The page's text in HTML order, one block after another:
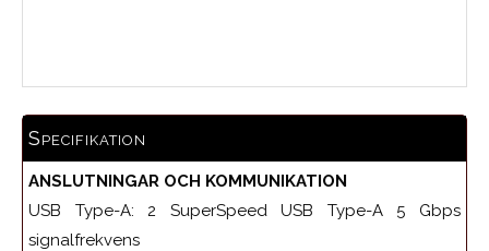
Specifikation
ANSLUTNINGAR OCH KOMMUNIKATION
USB Type-A: 2 SuperSpeed USB Type-A 5 Gbps
signalfrekvens